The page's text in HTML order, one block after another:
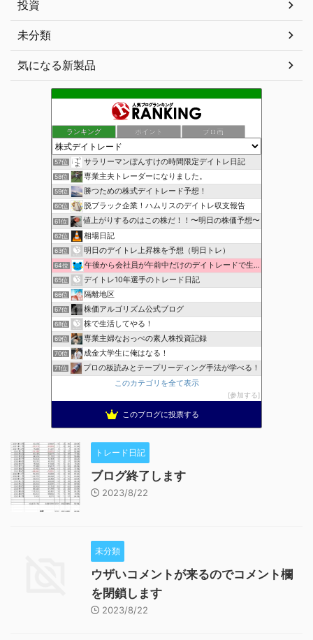
投資
未分類
気になる新製品
ランキング ポイント ブロ画
57位 サラリーマンぽんすけの時間限定デイトレ日記
58位 専業主夫トレーダーになりました。
59位 勝つための株式デイトレード予想！
60位 脱ブラック企業！ハムリスのデイトレ収支報告
61位 値上がりするのはこの株だ！！〜明日の株価予想〜
62位 相場日記
63位 明日のデイトレ上昇株を予想（明日トレ）
64位 午後から会社員が午前中だけのデイトレードで生活費を稼ぐ！
65位 デイトレ10年選手のトレード日記
66位 隔離地区
67位 株価アルゴリズム公式ブログ
68位 株で生活してやる！
69位 専業主婦なおっぺの素人株投資記録
70位 成金大学生に俺はなる！
71位
プロの板読みとテープリーディング手法が学べる！
このカテゴリを全て表示
参加する
このブログに投票する
トレード日記
ブログ終了します
2023/8/22
未分類
ウザいコメントが来るのでコメント欄
を閉鎖します
2023/8/22